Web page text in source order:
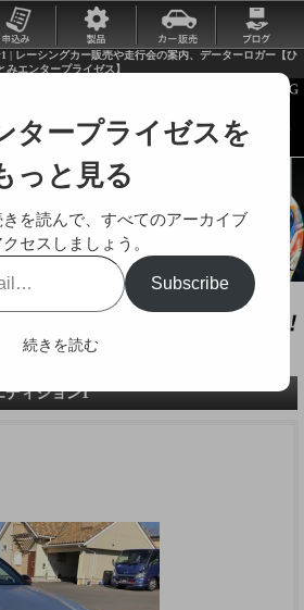
| レーシングカー販売や走行会の案内、データーロガー【ひ
みエンタープライゼス】
関する様々な情報をお届けします。
ィション1
タープライゼスを
っと見る
を読んで、すべてのアーカイブ
セスしましょう。
Subscribe
続きを読む